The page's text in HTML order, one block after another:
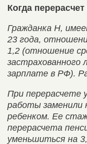
Когда
Гражданка Н,
23 года,
1,2 (отношение
застрахованного
зарплате в РФ).
При перерасчете
работы заменили
ребенком. Ее
перерасчета
уменьшиться на